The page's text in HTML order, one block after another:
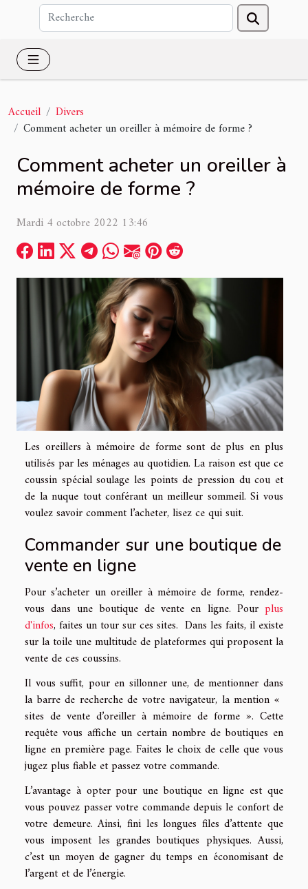
Accueil
Divers
Comment acheter un oreiller à mémoire de forme ?
Comment acheter un oreiller à
mémoire de forme ?
Mardi 4 octobre 2022 13:46
Les oreillers à mémoire de forme sont de plus en plus
utilisés par les ménages au quotidien. La raison est que ce
coussin spécial soulage les points de pression du cou et
de la nuque tout conférant un meilleur sommeil. Si vous
voulez savoir comment l’acheter, lisez ce qui suit.
Commander sur une boutique de
vente en ligne
Pour s’acheter un oreiller à mémoire de forme, rendez-
vous dans une boutique de vente en ligne. Pour plus
d'infos, faites un tour sur ces sites. Dans les faits, il existe
sur la toile une multitude de plateformes qui proposent la
vente de ces coussins.
Il vous suffit, pour en sillonner une, de mentionner dans
la barre de recherche de votre navigateur, la mention «
sites de vente d’oreiller à mémoire de forme ». Cette
requête vous affiche un certain nombre de boutiques en
ligne en première page. Faites le choix de celle que vous
jugez plus fiable et passez votre commande.
L’avantage à opter pour une boutique en ligne est que
vous pouvez passer votre commande depuis le confort de
votre demeure. Ainsi, fini les longues files d’attente que
vous imposent les grandes boutiques physiques. Aussi,
c’est un moyen de gagner du temps en économisant de
l’argent et de l’énergie.